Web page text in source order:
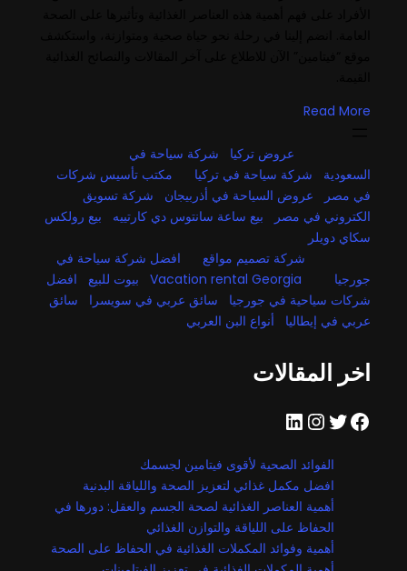
Read More
عروض تركيا
شركة سياحة في
السعودية
شركة سياحة في تركيا
مكتب تأسيس شركات
في مصر
عروض السياحة في أذربيجان
شركة تسويق
الكتروني في مصر
بيع ساعة سانتوس دي كارتييه
بيع رولكس
سكاي دويلر
شركة تصميم مواقع
افضل شركة سياحة في
جورجيا
Vacation rental Georgia بيوت للبيع
افضل
شركات سياحية في جورجيا
سائق عربي في سويسرا
سائق
عربي في إيطاليا
أنواع البن العربي
اخر المقالات
فيسبوك تويتر إنستجرام لينكد إن
الفوائد الصحية لأقوى فيتامين لجسمك
افضل مكمل غذائي لتعزيز الصحة واللياقة البدنية
أهمية العناصر الغذائية لصحة الجسم والعقل: دورها في
الحفاظ على اللياقة والتوازن الغذائي
أهمية وفوائد المكملات الغذائية في الحفاظ على الصحة